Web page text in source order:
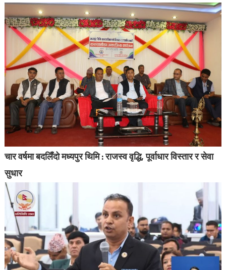
चार वर्षमा बदलिँदो मध्यपुर थिमि : राजस्व वृद्धि, पूर्वाधार विस्तार र सेवा
सुधार